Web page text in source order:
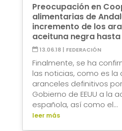
Preocupación en
alimentarias de
incremento de los
aceituna negra hasta
13.06.18| FEDERACIÓN
Finalmente, se ha
las noticias, como es la
aranceles definitivos
Gobierno de EEUU a la
española, así como el...
leer más